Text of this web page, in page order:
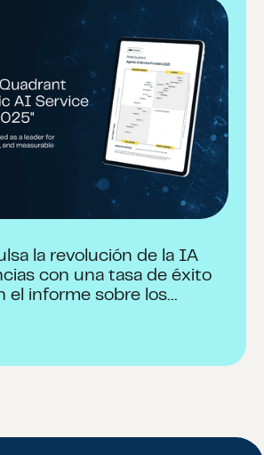
la revolución de la IA
con una tasa de éxito
el informe sobre los